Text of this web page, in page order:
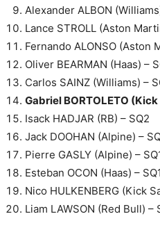
Alexander ALBON
Lance STROLL (Aston
Fernando ALONSO (Aston
Oliver BEARMAN (Haas) –
Carlos SAINZ (Williams) –
Gabriel BORTOLETO
Isack HADJAR (RB) – SQ2
Jack DOOHAN (Alpine) –
Pierre GASLY (Alpine) –
Esteban OCON (Haas) – SQ1
Nico HULKENBERG (Kick
Liam LAWSON (Red Bull) –